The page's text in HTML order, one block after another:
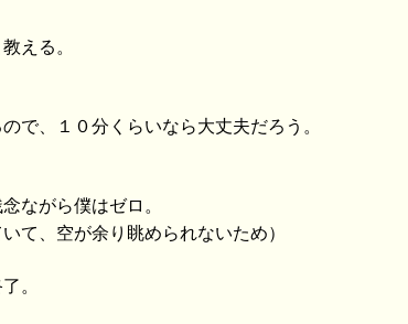
える。
で、１０分くらいなら大丈夫だろう。
ながら僕はゼロ。
て、空が余り眺められないため）
。